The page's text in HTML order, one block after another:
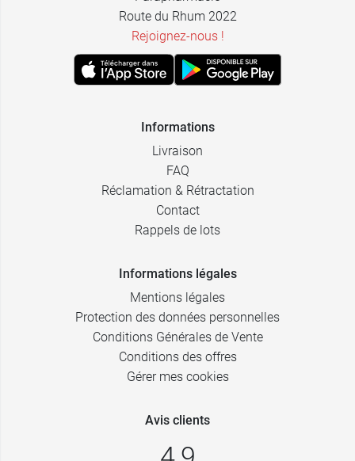
Route du Rhum 2022
Rejoignez-nous !
Informations
Livraison
FAQ
Réclamation & Rétractation
Contact
Rappels de lots
Informations légales
Mentions légales
Protection des données personnelles
Conditions Générales de Vente
Conditions des offres
Gérer mes cookies
Avis clients